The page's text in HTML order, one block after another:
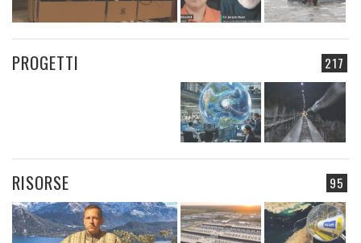
217
PROGETTI
95
RISORSE